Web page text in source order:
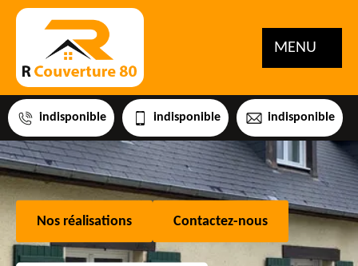
MENU
indisponible indisponible indisponible
Nos réalisations Contactez-nous